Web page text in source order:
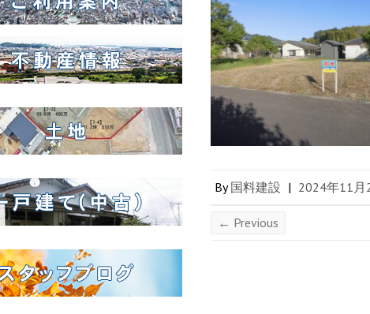
By国料建設 | 2024年11月
← Previous